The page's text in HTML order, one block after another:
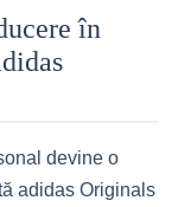
în
devine o
adidas Originals